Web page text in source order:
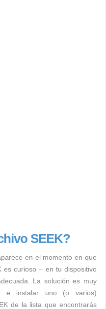
SEEK?
en el momento en que
es curioso – en tu dispositivo
La solución es muy
e instalar uno (o varios)
de la lista que encontrarás